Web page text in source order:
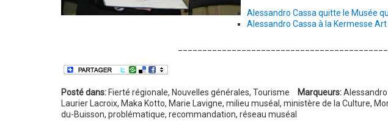
Alessandro Cassa quitte le Musée
Alessandro Cassa à la Kermesse
Posté dans: Fierté régionale, Nouvelles générales, Tourisme Marqueurs: Alessandro
Laurier Lacroix, Maka Kotto, Marie Lavigne, milieu muséal , ministère de la Culture,
du-Buisson, problématique, recommandation, réseau muséal